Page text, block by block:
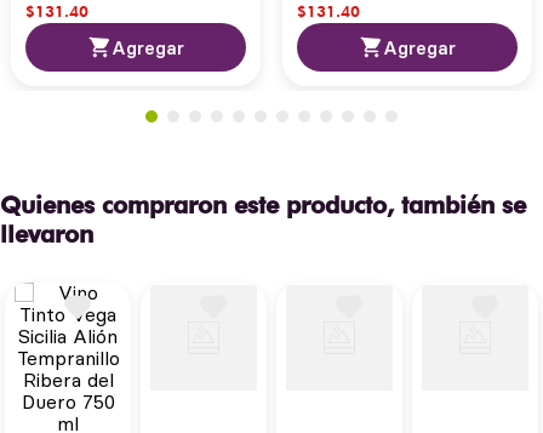
$131.40
Agregar
$131.40
Agregar
Quienes compraron este producto, también se
llevaron